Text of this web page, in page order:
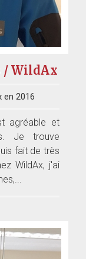
/ WildAx
en 2016
agréable et
Je trouve
fait de très
WildAx, j'ai